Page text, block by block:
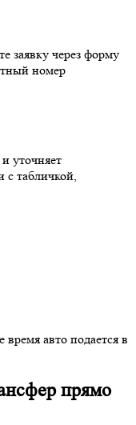
заявку через форму
номер
уточняет
с табличкой,
авто подается в
прямо